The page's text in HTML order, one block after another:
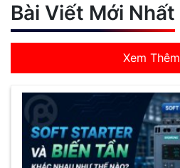
Bài Viết Mới Nhất
Xem Thêm